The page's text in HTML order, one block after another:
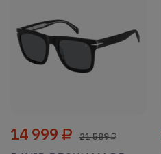
14 999 21 589